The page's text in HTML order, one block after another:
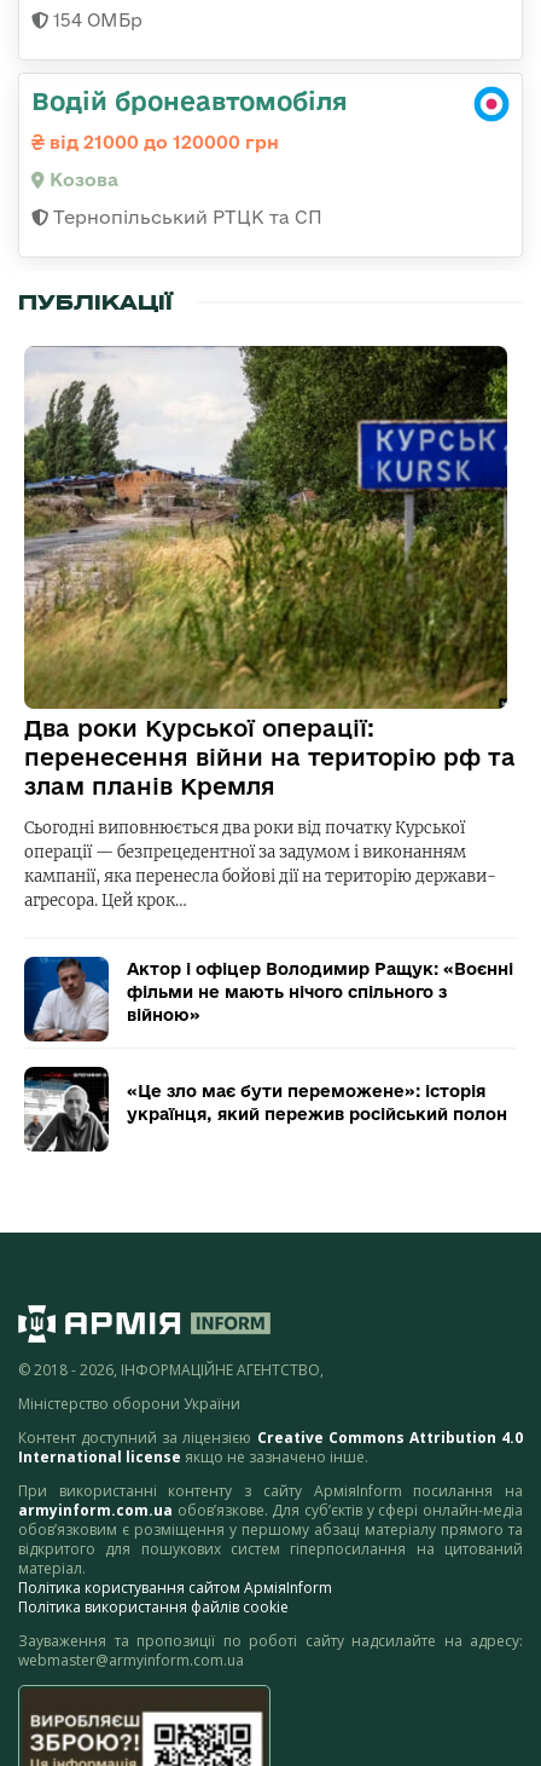
154 ОМБр
Водій бронеавтомобіля
від 21000 до 120000 грн
Козова
Тернопільський РТЦК та СП
ПУБЛІКАЦІЇ
Два роки Курської операції:
перенесення війни на територію рф та
злам планів Кремля
Сьогодні виповнюється два роки від початку Курської
операції — безпрецедентної за задумом і виконанням
кампанії, яка перенесла бойові дії на територію держави-
агресора. Цей крок…
Актор і офіцер Володимир Ращук: «Воєнні
фільми не мають нічого спільного з
війною»
«Це зло має бути переможене»: історія
українця, який пережив російський полон
© 2018 - 2026, ІНФОРМАЦІЙНЕ АГЕНТСТВО,
Міністерство оборони України
Контент доступний за ліцензією Creative Commons Attribution 4.0
International license якщо не зазначено інше.
При використанні контенту з сайту АрміяInform посилання на
armyinform.com.ua обов’язкове. Для суб’єктів у сфері онлайн-медіа
обов’язковим є розміщення у першому абзаці матеріалу прямого та
відкритого для пошукових систем гіперпосилання на цитований
матеріал.
Політика користування сайтом АрміяInform
Політика використання файлів cookie
Зауваження та пропозиції по роботі сайту надсилайте на адресу:
webmaster@armyinform.com.ua